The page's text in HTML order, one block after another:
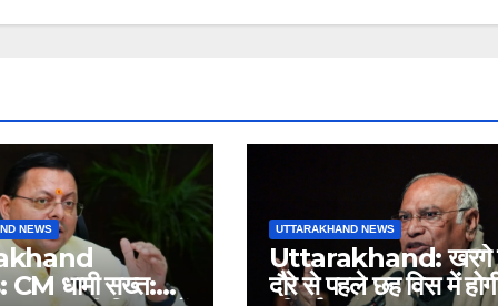
NEWS
धामी सख्त:
UTTARAKHAND NEWS
Uttarakhand: खरगे
दौरे से पहले छह विस में होगी